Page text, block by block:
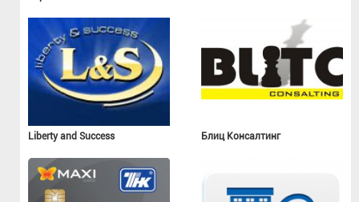
Liberty and Success Блиц Консалтинг